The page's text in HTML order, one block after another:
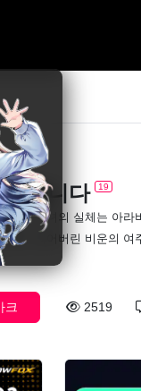
었습니다 19
미라. 그녀의 실체는 아
로가 되어버린 비운의 여
크 2519